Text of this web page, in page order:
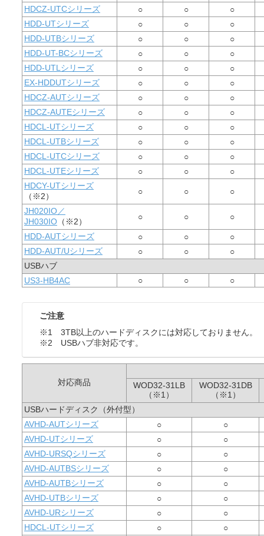
HDCZ-UTCシリーズ
○ ○
○
HDD-UTシリーズ
○ ○
○
HDD-UTBシリーズ
○ ○
○
HDD-UT-BCシリーズ
○ ○
○
HDD-UTLシリーズ
○ ○
○
EX-HDDUTシリーズ
○ ○
○
HDCZ-AUTシリーズ
○ ○
○
HDCZ-AUTEシリーズ
○ ○
○
HDCL-UTシリーズ
○ ○
○
HDCL-UTBシリーズ
○ ○
○
HDCL-UTCシリーズ
○ ○
○
HDCL-UTEシリーズ
○ ○
○
HDCY-UTシリーズ
（※2）
○ ○ ○
JH020IO／
JH030IO （※2） ○ ○ ○
HDD-AUTシリーズ ○ ○
○
HDD-AUT/Uシリーズ
○ ○
○
USBハブ
US3-HB4AC
○ ○ ○
ご注意
※1 3TB以上のハードディスクには対応しておりません。
※2 USBハブ非対応です。
対応商品
WOD32-31LB
（※1）
WOD32-31DB
（※1）
USBハードディスク（外付型）
AVHD-AUTシリーズ
○
○
AVHD-UTシリーズ
○
○
AVHD-URSQシリーズ
○
○
AVHD-AUTBSシリーズ
○
○
AVHD-AUTBシリーズ
○
○
AVHD-UTBシリーズ
○
○
AVHD-URシリーズ
○
○
HDCL-UTシリーズ
○
○